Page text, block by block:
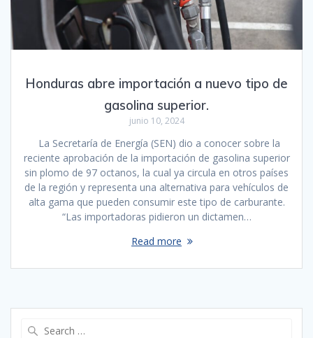
Honduras abre importación a nuevo tipo de
gasolina superior.
junio 10, 2024
La Secretaría de Energía (SEN) dio a conocer sobre la
reciente aprobación de la importación de gasolina superior
sin plomo de 97 octanos, la cual ya circula en otros países
de la región y representa una alternativa para vehículos de
alta gama que pueden consumir este tipo de carburante.
“Las importadoras pidieron un dictamen…
Read more